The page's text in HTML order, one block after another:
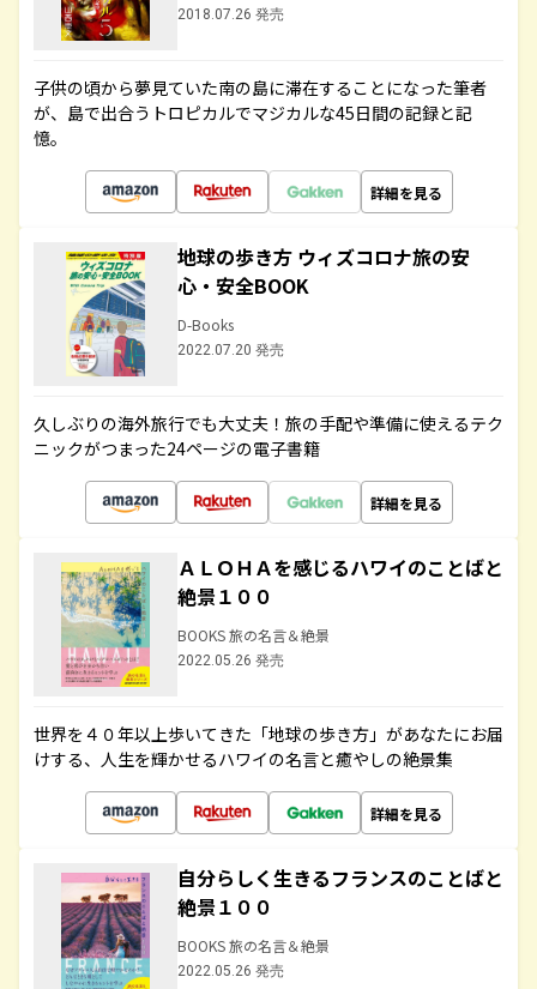
2018.07.26 発売
子供の頃から夢見ていた南の島に滞在することになった筆者
が、島で出合うトロピカルでマジカルな45日間の記録と記
憶。
詳細を見る
地球の歩き方 ウィズコロナ旅の安
心・安全BOOK
D-Books
2022.07.20 発売
久しぶりの海外旅行でも大丈夫！旅の手配や準備に使えるテク
ニックがつまった24ページの電子書籍
詳細を見る
ＡＬＯＨＡを感じるハワイのことばと
絶景１００
BOOKS 旅の名言＆絶景
2022.05.26 発売
世界を４０年以上歩いてきた「地球の歩き方」があなたにお届
けする、人生を輝かせるハワイの名言と癒やしの絶景集
詳細を見る
自分らしく生きるフランスのことばと
絶景１００
BOOKS 旅の名言＆絶景
2022.05.26 発売